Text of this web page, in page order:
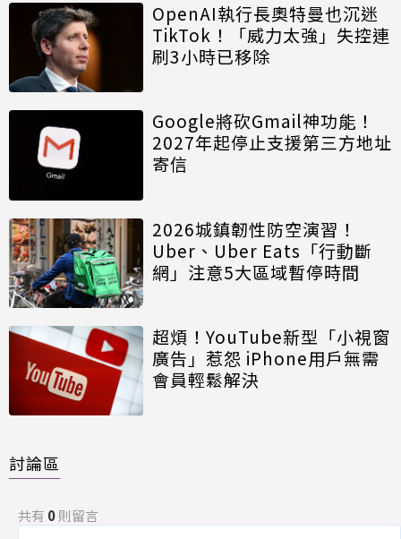
OpenAI執行長奧特曼也沉迷
TikTok！「威力太強」失控連
刷3小時已移除
Google將砍Gmail神功能！
2027年起停止支援第三方地址
寄信
2026城鎮韌性防空演習！
Uber、Uber Eats「行動斷
網」注意5大區域暫停時間
超煩！YouTube新型「小視窗
廣告」惹怨 iPhone用戶無需
會員輕鬆解決
討論區
共有 0則留言